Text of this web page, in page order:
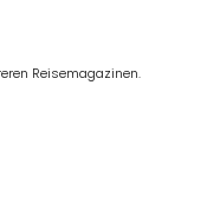
Reisemagazinen.